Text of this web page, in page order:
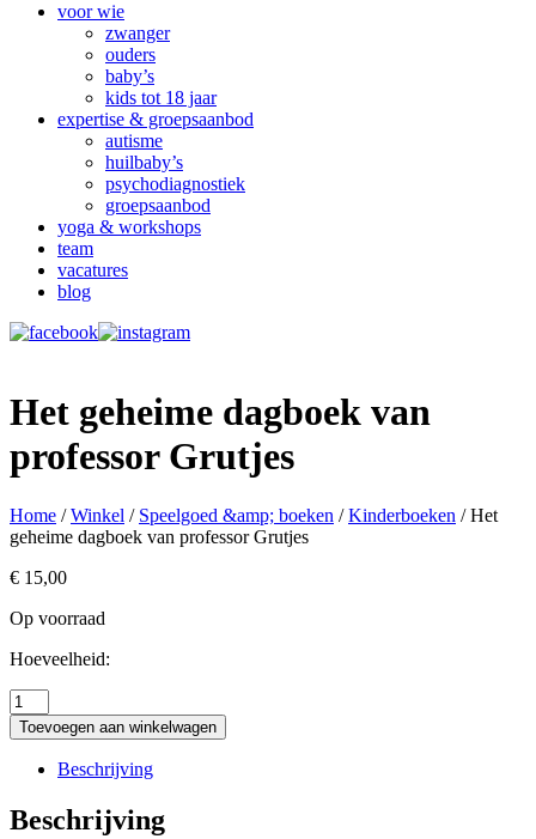
voor wie
zwanger
ouders
baby’s
kids tot 18 jaar
expertise & groepsaanbod
autisme
huilbaby’s
psychodiagnostiek
groepsaanbod
yoga & workshops
team
vacatures
blog
Het geheime dagboek van
professor Grutjes
Home /Winkel / Speelgoed &amp; boeken /Kinderboeken / Het
geheime dagboek van professor Grutjes
€ 15,00
Op voorraad
Hoeveelheid:
Het
geheime
dagboek
professor
Grutjes
aantal
Toevoegen aan winkelwagen
Beschrijving
Beschrijving